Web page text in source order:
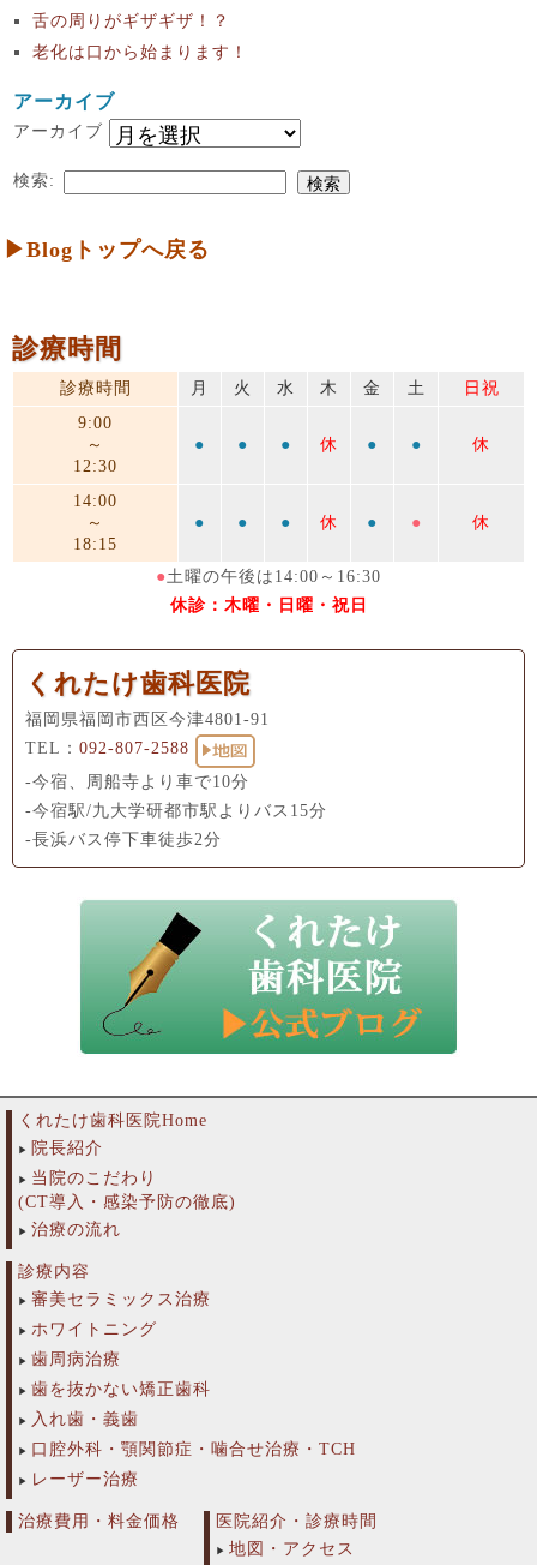
舌の周りがギザギザ！？
老化は口から始まります！
アーカイブ
アーカイブ
検索:
▶Blogトップへ戻る
診療時間
診療時間 月 火 水 木 金 土
日祝
9:00
～
12:30
● ● ● 休 ● ● 休
14:00
～
18:15
● ● ● 休 ● ● 休
●土曜の午後は14:00～16:30
休診：木曜・日曜・祝日
くれたけ歯科医院
福岡県福岡市西区今津4801-91
TEL： 092-807-2588
-今宿、周船寺より車で10分
-今宿駅/九大学研都市駅よりバス15分
-長浜バス停下車徒歩2分
くれたけ歯科医院Home
院長紹介
当院のこだわり
(CT導入・感染予防の徹底)
治療の流れ
診療内容
審美セラミックス治療
ホワイトニング
歯周病治療
歯を抜かない矯正歯科
入れ歯・義歯
口腔外科・顎関節症・噛合せ治療・TCH
レーザー治療
治療費用・料金価格
医院紹介・診療時間
地図・アクセス